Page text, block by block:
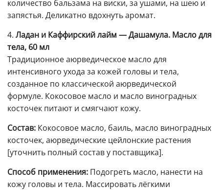
количество бальзама на виски, за ушами, на шею и
запястья. Деликатно вдохнуть аромат.
4. Ладан и Каффирский лайм — Дашамула. Масло для
тела, 60 мл
Традиционное аюрведическое масло для
интенсивного ухода за кожей головы и тела,
созданное по классической аюрведической
формуле. Кокосовое масло и масло виноградных
косточек питают и смягчают кожу.
Состав: Кокосовое масло, баиль, масло виноградных
косточек, аюрведические цейлонские растения
[уточнить полный состав у поставщика].
Способ применения: Подогреть масло, нанести на
кожу головы и тела. Массировать лёгкими